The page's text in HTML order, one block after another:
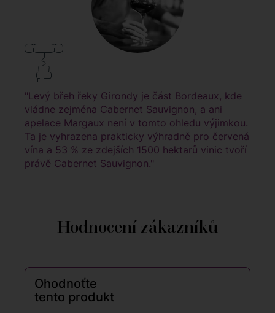
"Levý břeh řeky Girondy je část Bordeaux, kde
vládne zejména Cabernet Sauvignon, a ani
apelace Margaux není v tomto ohledu výjimkou.
Ta je vyhrazena prakticky výhradně pro červená
vína a 53 % ze zdejších 1500 hektarů vinic tvoří
právě Cabernet Sauvignon."
Hodnocení zákazníků
Ohodnoťte
tento produkt